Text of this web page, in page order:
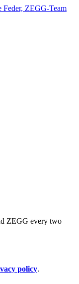
Feder, ZEGG-Team
ZEGG every two
policy.